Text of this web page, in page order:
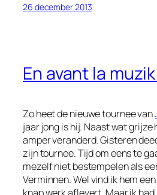
26 december 2013
En avant la
Zo heet de nieuwe tournee van
jaar jong is hij. Naast wat grijze
amper veranderd. Gisteren
zijn tournee. Tijd om eens te
mezelf niet bestempelen als
Verminnen. Wel vind ik hem